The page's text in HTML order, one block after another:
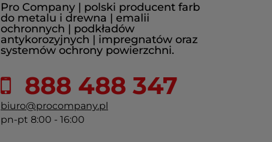
Pro Company | polski producent farb
do metalu i drewna | emalii
ochronnych | podkładów
antykorozyjnych | impregnatów oraz
systemów ochrony powierzchni.
888 488 347
biuro@procompany.pl
pn-pt 8:00 - 16:00